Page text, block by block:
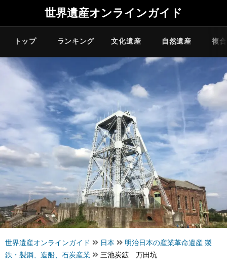
世界遺産オンラインガイド
トップ ランキング 文化遺産 自然遺産 複
世界遺産オンラインガイド 日本
明治日本の産業革命遺産 製
鉄・製鋼、造船、石炭産業
三池炭鉱 万田坑